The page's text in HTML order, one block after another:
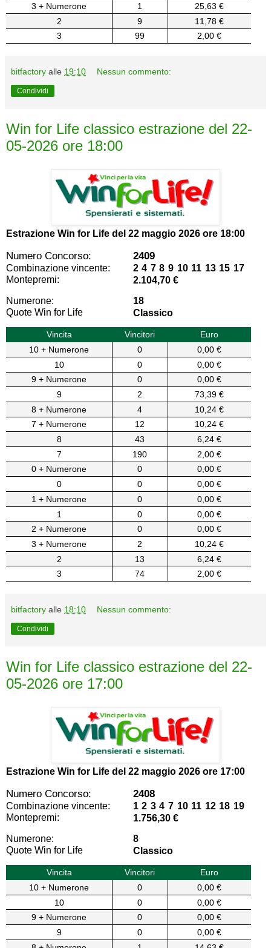
3 + Numerone
1
25,63 €
2
9
11,78 €
3
99 2,00 €
bitfactory alle 19:10 Nessun commento:
Condividi
Win for Life classico estrazione del 22-
05-2026 ore 18:00
Estrazione Win for Life del 22 maggio 2026 ore 18:00
Numero Concorso: 2409
Combinazione vincente:
2 4 7 8 9 10 11 13 15 17
Montepremi:
2.104,70 €
Numerone:
18
Quote Win for Life
Classico
Vincita Vincitori
Euro
10 + Numerone
0
0,00 €
10
0
0,00 €
9 + Numerone
0
0,00 €
9
2
73,39 €
8 + Numerone
4
10,24 €
7 + Numerone
12
10,24 €
8
43
6,24 €
7
190
2,00 €
0 + Numerone
0
0,00 €
0
0
0,00 €
1 + Numerone
0
0,00 €
1
0
0,00 €
2 + Numerone
0
0,00 €
3 + Numerone
2
10,24 €
2
13
6,24 €
3
74 2,00 €
bitfactory alle 18:10 Nessun commento:
Condividi
Win for Life classico estrazione del 22-
05-2026 ore 17:00
Estrazione Win for Life del 22 maggio 2026 ore 17:00
Numero Concorso: 2408
Combinazione vincente:
1 2 3 4 7 10 11 12 18 19
Montepremi:
1.756,30 €
Numerone:
8
Quote Win for Life
Classico
Vincita Vincitori
Euro
10 + Numerone
0
0,00 €
10
0
0,00 €
9 + Numerone
0
0,00 €
9
0
0,00 €